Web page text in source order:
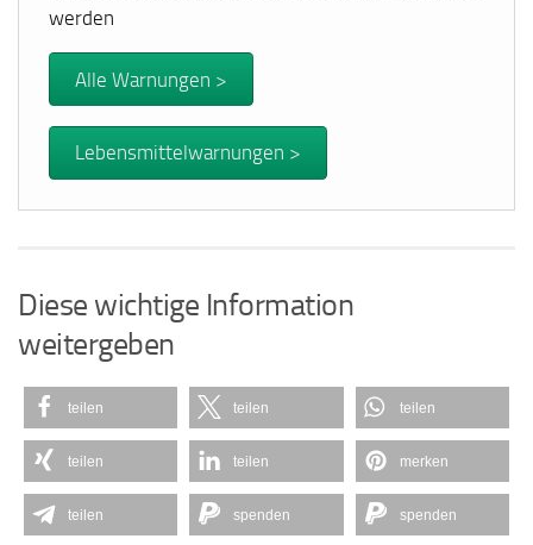
werden
Alle Warnungen >
Lebensmittelwarnungen >
Diese wichtige Information
weitergeben
teilen teilen teilen
teilen teilen merken
teilen spenden spenden